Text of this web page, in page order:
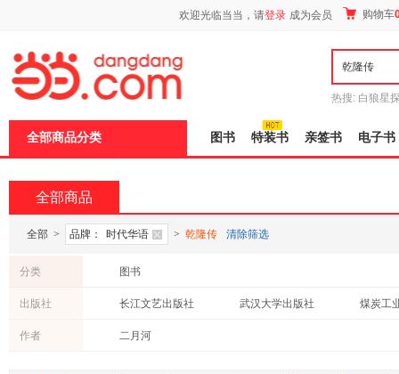
欢迎光临当当，请登录 成为会员 购物车
热搜: 白狼星
全部商品分类 图书 特装书 亲签书 电子书
全部商品
全部 > 品牌： 时代华语 > 乾隆传 清除筛选
分类 图书
出版社 长江文艺出版社 武汉大学出版社 煤炭工
作者 二月河
页
加